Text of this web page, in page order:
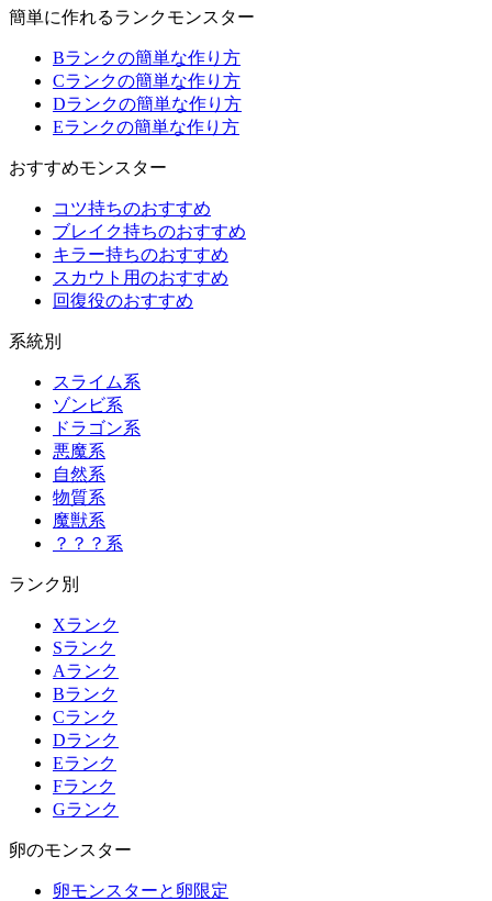
簡単に作れるランクモンスター
Bランクの簡単な作り方
Cランクの簡単な作り方
Dランクの簡単な作り方
Eランクの簡単な作り方
おすすめモンスター
コツ持ちのおすすめ
ブレイク持ちのおすすめ
キラー持ちのおすすめ
スカウト用のおすすめ
回復役のおすすめ
系統別
スライム系
ゾンビ系
ドラゴン系
悪魔系
自然系
物質系
魔獣系
？？？系
ランク別
Xランク
Sランク
Aランク
Bランク
Cランク
Dランク
Eランク
Fランク
Gランク
卵のモンスター
卵モンスターと卵限定